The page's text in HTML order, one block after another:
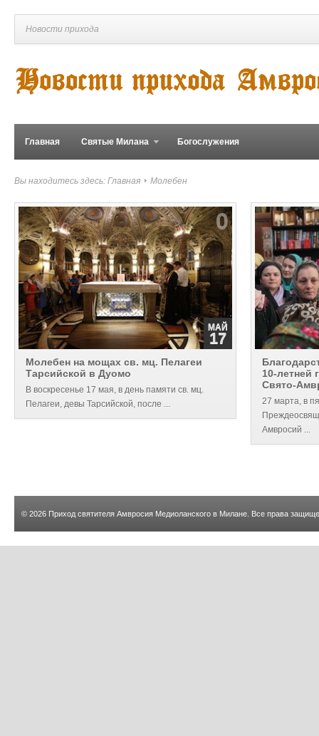
Новости прихода
Главная Святые Милана Богослужения
Вы находитесь здесь: Главная Молебен
0
МАЙ
17
Молебен на мощах св. мц. Пелагеи
Тарсийской в Дуомо
В воскресенье 17 мая, в день памяти св. мц.
Пелагеи, девы Тарсийской, после ...
10-летней
Свято-
27 марта, в
Амвросий ...
© 2026 Приход святителя Амвросия Медиоланского в Милане . Все права